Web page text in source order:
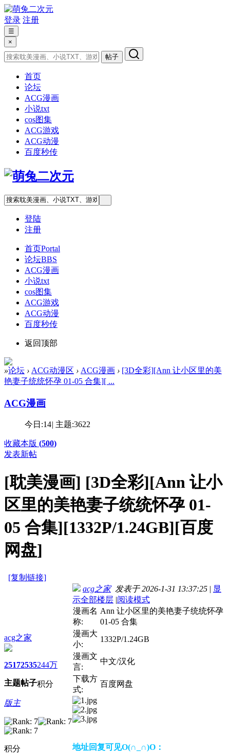
登录 注册
☰
×
帖子
首页
论坛
ACG漫画
小说txt
cos图集
ACG游戏
ACG动漫
百度秒传
登陆
注册
首页Portal
论坛BBS
ACG漫画
小说txt
cos图集
ACG游戏
ACG动漫
百度秒传
返回顶部
»论坛 › ACG动漫区 › ACG漫画 › [3D全彩][Ann 让小区里的美
艳妻子统统怀孕 01-05 合集][ ...
ACG漫画
今日:14| 主题:3622
收藏本版 (500)
发表新帖
[耽美漫画] [3D全彩][Ann 让小
区里的美艳妻子统统怀孕 01-
05 合集][1332P/1.24GB][百度
网盘]
[复制链接]
acg之家
2517
主题
2535
帖子
244万
积分
版主
积分
acg之家发表于 2026-1-31 13:37:25 | 显
示全部楼层 |阅读模式
漫画名
称:
Ann 让小区里的美艳妻子统统怀孕
01-05 合集
漫画大
小:
1332P/1.24GB
漫画文
言:
中文/汉化
下载方
式:
百度网盘
地址回复可见O(∩_∩)O：